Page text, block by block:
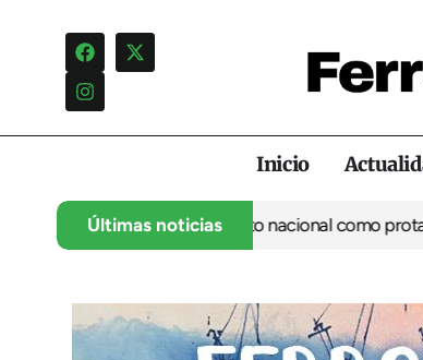
Inicio
Últimas noticias
con el gran salto nacional como protagonista